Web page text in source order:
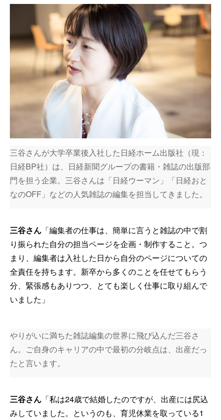
三谷さんが大学卒業後入社した日経ホーム出版社（現：
日経BP社）は、日経新聞グループの書籍・雑誌の出版部
門を担う企業。三谷さんは「日経ウーマン」「日経おと
なのOFF」などの人気雑誌の編集を担当してきました。
三谷さん 「編集者の仕事は、簡単に言うと雑誌の中で割
り振られた自分の担当ページを企画・制作すること。つ
まり、編集者は入社した日から自分のページについての
全責任を持ちます。新卒から多くのことを任せてもらう
分、緊張感もありつつ、とても楽しく仕事に取り組んで
いました」
やりがいに満ちた雑誌編集の世界に飛び込んだ三谷さ
ん。ご自身のキャリアの中で最初の分岐点は、出産だっ
たと言います。
三谷さん 「私は24歳で結婚したのですが、出産には尻込
みしていました。というのも、育児休業を取っている1